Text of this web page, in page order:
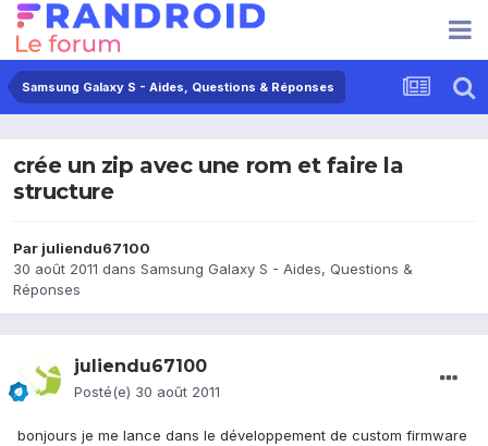
Samsung Galaxy S - Aides, Questions & Réponses
crée un zip avec une rom et faire la
structure
Par juliendu67100
30 août 2011 dans Samsung Galaxy S - Aides, Questions &
Réponses
juliendu67100
Posté(e) 30 août 2011
bonjours je me lance dans le développement de custom firmware